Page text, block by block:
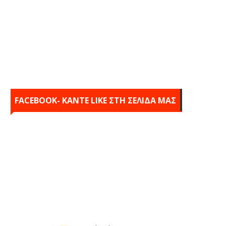
FACEBOOK- KANTE LIKE ΣΤΗ ΣΕΛΙΔΑ ΜΑΣ